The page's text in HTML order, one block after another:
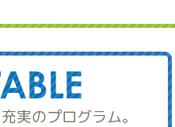
実のプログラム。